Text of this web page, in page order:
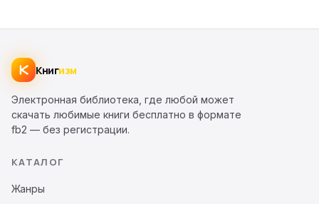
Книгизм
Электронная библиотека, где любой может
скачать любимые книги бесплатно в формате
fb2 — без регистрации.
КАТАЛОГ
Жанры